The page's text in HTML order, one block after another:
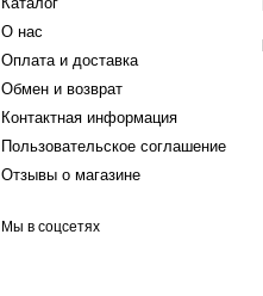
О нас
Оплата и доставка
Обмен и возврат
Контактная информация
Пользовательское соглашение
Отзывы о магазине
Мы в соцсетях